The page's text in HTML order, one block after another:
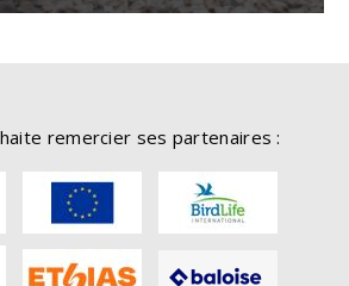
remercier ses partenaires :